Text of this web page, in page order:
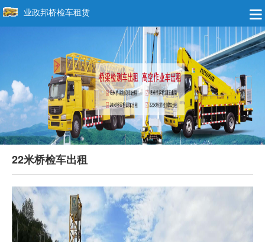
业政邦桥检车租赁
22米桥检车出租